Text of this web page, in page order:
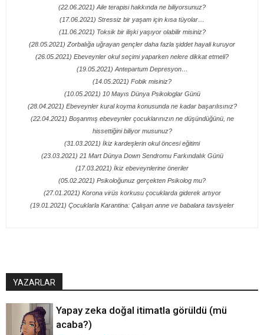
(22.06.2021) Aile terapisi hakkında ne biliyorsunuz?
(17.06.2021) Stressiz bir yaşam için kısa tüyolar…
(11.06.2021) Toksik bir ilişki yaşıyor olabilir misiniz?
(28.05.2021) Zorbalığa uğrayan gençler daha fazla şiddet hayali kuruyor
(26.05.2021) Ebeveynler okul seçimi yaparken nelere dikkat etmeli?
(19.05.2021) Antepartum Depresyon…
(14.05.2021) Fobik misiniz?
(10.05.2021) 10 Mayıs Dünya Psikologlar Günü
(28.04.2021) Ebeveynler kural koyma konusunda ne kadar başarılısınız?
(22.04.2021) Boşanmış ebeveynler çocuklarınızın ne düşündüğünü, ne
hissettiğini biliyor musunuz?
(31.03.2021) İkiz kardeşlerin okul öncesi eğitimi
(23.03.2021) 21 Mart Dünya Down Sendromu Farkındalık Günü
(17.03.2021) İkiz ebeveynlerine öneriler
(05.02.2021) Psikoloğunuz gerçekten Psikolog mu?
(27.01.2021) Korona virüs korkusu çocuklarda giderek artıyor
(19.01.2021) Çocuklarla Karantina: Çalışan anne ve babalara tavsiyeler
YAZARLAR
Yapay zeka doğal itimatla görüldü (mü
acaba?)